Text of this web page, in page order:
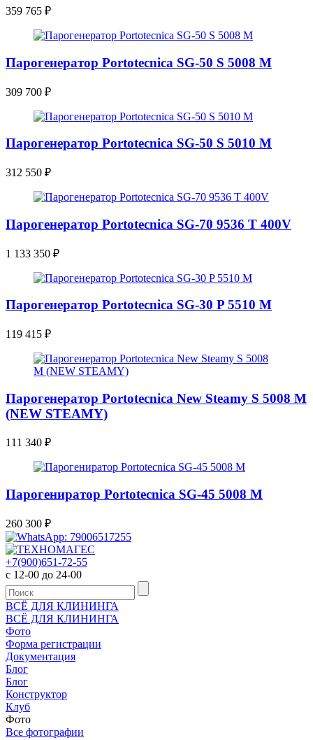
359 765 ₽
Парогенератор Portotecnica SG-50 S 5008 M
309 700 ₽
Парогенератор Portotecnica SG-50 S 5010 M
312 550 ₽
Парогенератор Portotecnica SG-70 9536 T 400V
1 133 350 ₽
Парогенератор Portotecnica SG-30 P 5510 M
119 415 ₽
Парогенератор Portotecnica New Steamy S 5008 M
(NEW STEAMY)
111 340 ₽
Парогениратор Portotecnica SG-45 5008 M
260 300 ₽
+7(900)651-72-55
с 12-00 до 24-00
ВСЁ ДЛЯ КЛИНИНГА
ВСЁ ДЛЯ КЛИНИНГА
Фото
Форма регистрации
Документация
Блог
Блог
Конструктор
Клуб
Фото
Все фотографии